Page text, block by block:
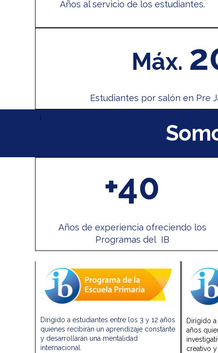
Años al servicio de los estudiantes.
Máx.
Estudiantes por salón en Pre
¡
+40
Años de experiencia ofreciendo los
Programas del IB
Dirigido a estudiantes entre los 3 y 12 años
quienes recibirán un aprendizaje constante
y desarrollarán una mentalidad
internacional.
Dirigido
años
creativo